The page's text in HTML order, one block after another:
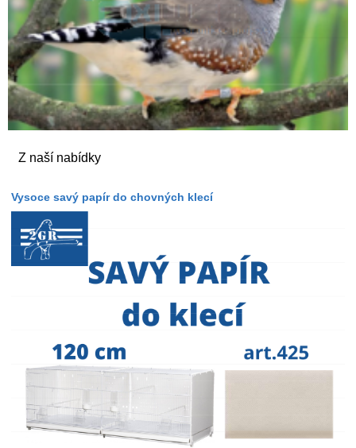
Z naší nabídky
Vysoce savý papír do chovných klecí